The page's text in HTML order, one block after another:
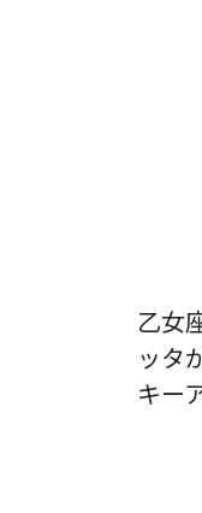
乙女
ッタ
キー